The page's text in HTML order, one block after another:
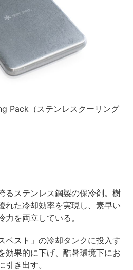
Pack（ステンレスクーリング
るステンレス鋼製の保冷剤。樹
れた冷却効率を実現し、素早い
を両立している。
ベスト」の冷却タンクに投入す
効果的に下げ、酷暑環境下にお
き出す。